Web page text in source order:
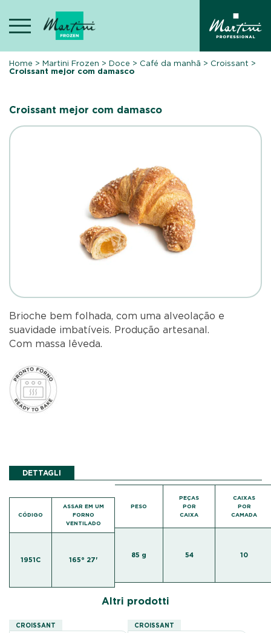
content
Home >Martini Frozen >Doce > Café da manhã > Croissant >
Croissant mejor com damasco
Croissant mejor com damasco
Brioche bem folhada, com uma alveolação e
suavidade imbatíveis. Produção artesanal.
Com massa lêveda.
DETTAGLI
CÓDIGO
ASSAR EM UM
FORNO
VENTILADO
1951C 165° 27'
PESO
PEÇAS
POR
CAIXA
CAIXAS
POR
CAMADA
85 g 54 10
Altri prodotti
CROISSANT CROISSANT